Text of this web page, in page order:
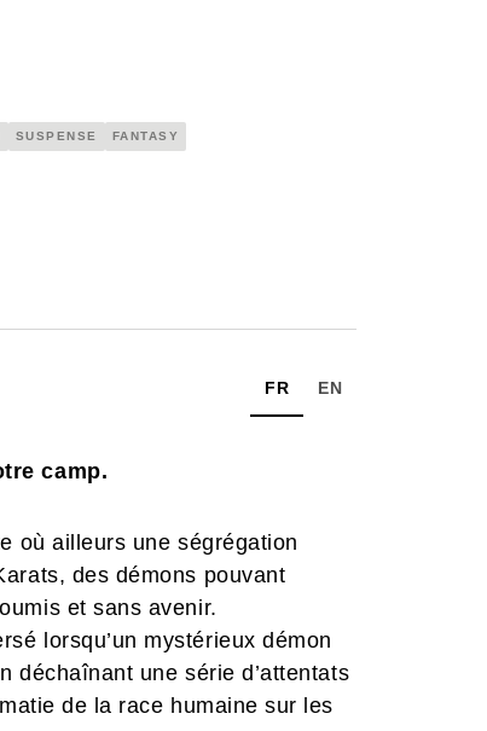
SUSPENSE FANTASY
FR EN
camp.
où ailleurs une ségrégation
des démons pouvant
et sans avenir.
lorsqu’un mystérieux démon
déchaînant une série d’attentats
de la race humaine sur les